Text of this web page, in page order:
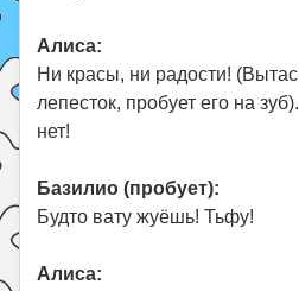
Алиса:
Ни красы, ни радости!
лепесток, пробует его на
нет!
Базилио (пробует):
Будто вату жуёшь! Тьфу!
Алиса: